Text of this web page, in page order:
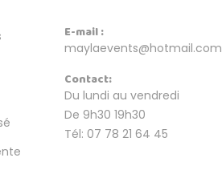
E-mail :
maylaevents@hotmail.com
Contact:
Du lundi au vendredi
De 9h30 19h30
Tél: 07 78 21 64 45